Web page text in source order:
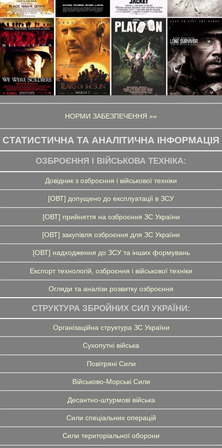
НОРМИ ЗАБЕЗПЕЧЕННЯ »»
СТАТИСТИЧНА ТА АНАЛІТИЧНА ІНФОРМАЦІЯ
ОЗБРОЄННЯ І ВІЙСЬКОВА ТЕХНІКА:
Довідник з озброєння і військової техніки
[ОВТ] допущено до експлуатації в ЗСУ
[ОВТ] прийняття на озброєння ЗС України
[ОВТ] закупівля озброєння для ЗС України
[ОВТ] надходження до ЗСУ та інших формувань
Експорт технологій, озброєння і військової техніки
Огляди та аналізи розвитку озброєння
СТРУКТУРА ЗБРОЙНИХ СИЛ УКРАЇНИ:
Організаційна структура ЗС України
Сухопутні війська
Повітряні Сили
Військово-Морські Сили
Десантно-штурмові війська
Сили спеціальних операцій
Сили територіальної оборони